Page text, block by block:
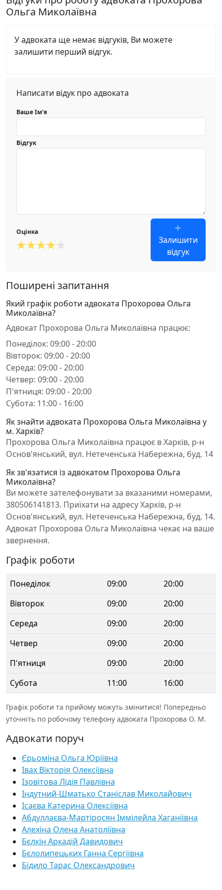
Ольга Миколаївна
У адвоката ще немає відгуків, Ви можете
залишити перший відгук.
Написати відук про адвоката
Ваше Ім'я
Відгук
Оцінка
Залишити
відгук
Поширені запитання
Який графік роботи адвоката Прохорова Ольга
Миколаївна?
Адвокат Прохорова Ольга Миколаївна працює:
Понеділок: 09:00 - 20:00
Вівторок: 09:00 - 20:00
Середа: 09:00 - 20:00
Четвер: 09:00 - 20:00
П'ятниця: 09:00 - 20:00
Субота: 11:00 - 16:00
Як знайти адвоката Прохорова Ольга Миколаївна у
м. Харків?
Прохорова Ольга Миколаївна працює в Харків, р-н
Основ'янський, вул. Нетеченська Набережна, буд. 14
Як зв'язатися із адвокатом Прохорова Ольга
Миколаївна?
Ви можете зателефонувати за вказаними номерами,
380506141813. Приїхати на адресу Харків, р-н
Основ'янський, вул. Нетеченська Набережна, буд. 14.
Адвокат Прохорова Ольга Миколаївна чекає на ваше
звернення.
Графік роботи
Понеділок 09:00
20:00
Вівторок
09:00
20:00
Середа
09:00
20:00
Четвер
09:00
20:00
П'ятниця
09:00
20:00
Субота
11:00 16:00
Графік роботи та прийому можуть змінитися! Попередньо
уточніть по робочому телефону адвоката Прохорова О. М.
Адвокати поруч
Єрьоміна Ольга Юріївна
Івах Вікторія Олексіївна
Ізовітова Лідія Павлівна
Індутний-Шматько Станіслав Миколайович
Ісаєва Катерина Олексіївна
Абдуллаєва-Мартіросян Іммілейла Хаганіївна
Алехіна Олена Анатоліївна
Бєлкін Аркадій Давидович
Бєлолипецьких Ганна Сергіївна
Бідило Тарас Олександрович